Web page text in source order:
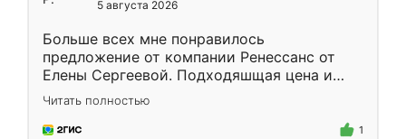
5 августа 2026
Больше всех мне понравилось
предложение от компании Ренессанс от
Елены Сергеевой. Подходяшщая цена и
короткие сроки изготовления. Приехавший
для замера сотрудник Владислав
предложил по моему эскизу самый
Читать полностью
1